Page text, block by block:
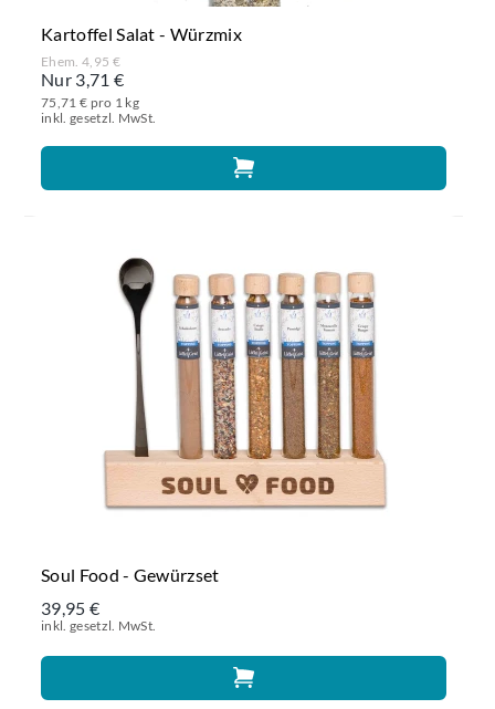
Kartoffel Salat - Würzmix
Ehem. 4,95 €
Nur 3,71 €
75,71 € pro 1 kg
inkl. gesetzl. MwSt.
Soul Food - Gewürzset
39,95 €
inkl. gesetzl. MwSt.